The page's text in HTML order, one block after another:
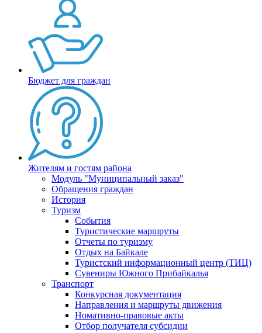
Бюджет для граждан
Жителям и гостям района
Модуль "Муниципальный заказ"
Обращения граждан
История
Туризм
События
Туристические маршруты
Отчеты по туризму
Отдых на Байкале
Туристский информационный центр (ТИЦ)
Сувениры Южного Прибайкалья
Транспорт
Конкурсная документация
Направления и маршруты движения
Номативно-правовые акты
Отбор получателя субсидии